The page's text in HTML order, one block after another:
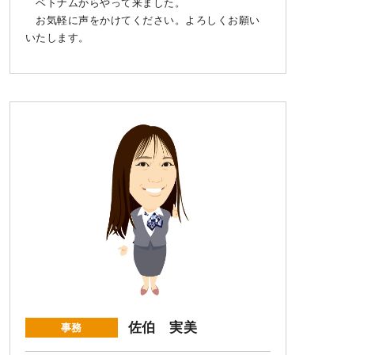
ベトナムからやって来ました。
お気軽に声をかけてください。よろしくお願い
いたします。
事務 佐伯 実美